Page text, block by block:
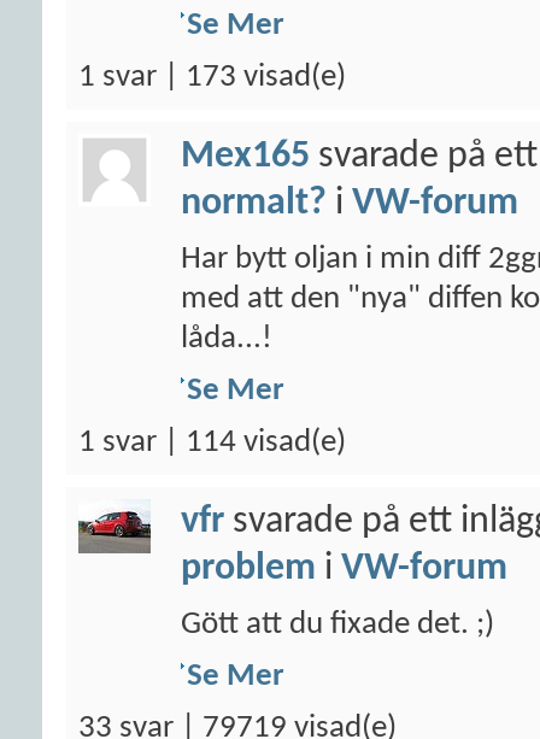
Se Mer
1 svar | 173 visad(e)
Mex165 svarade på
normalt? i VW-forum
Har bytt oljan i min diff
med att den "nya" diffen
låda...!
Se Mer
1 svar | 114 visad(e)
vfr svarade på ett
problem i VW-forum
Gött att du fixade det. ;)
Se Mer
33 svar | 79719 visad(e)